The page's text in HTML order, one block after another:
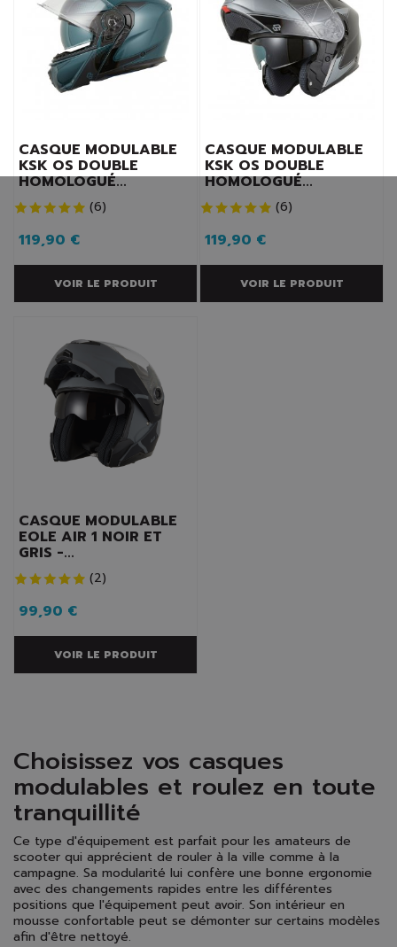
CASQUE MODULABLE
KSK OS DOUBLE
HOMOLOGUÉ...
(6)
119,90 €
VOIR LE PRODUIT
CASQUE MODULABLE
KSK OS DOUBLE
HOMOLOGUÉ...
(6)
119,90 €
VOIR LE PRODUIT
CASQUE MODULABLE
EOLE AIR 1 NOIR ET
GRIS -...
(2)
99,90 €
VOIR LE PRODUIT
Choisissez vos casques
modulables et roulez en toute
tranquillité
Ce type d'équipement est parfait pour les amateurs de
scooter qui apprécient de rouler à la ville comme à la
campagne. Sa modularité lui confère une bonne ergonomie
avec des changements rapides entre les différentes
positions que l'équipement peut avoir. Son intérieur en
mousse confortable peut se démonter sur certains modèles
afin d'être nettoyé.